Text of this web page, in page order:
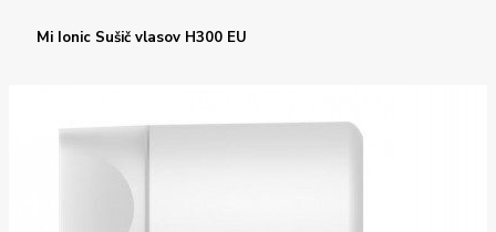
Mi Ionic Sušič vlasov H300 EU